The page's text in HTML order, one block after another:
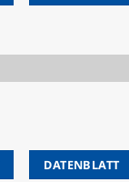
DATENBLATT